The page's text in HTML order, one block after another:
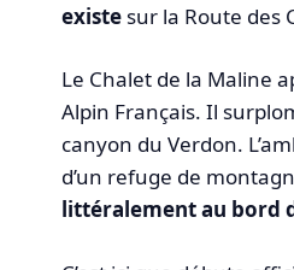
existe sur la Route des
Le Chalet de la Maline
Alpin Français. Il
canyon du Verdon.
d’un refuge de
littéralement au bord